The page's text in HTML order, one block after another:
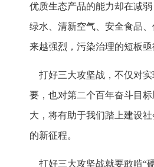
优质生态产品的能力却在减
绿水、清新空气、安全食品
来越强烈，污染治理的短板亟
打好三大攻坚战，不仅对实
要，也对第二个百年奋斗目
大，将有助于我们踏上建设
的新征程。
打好三大攻坚战就要敢啃“